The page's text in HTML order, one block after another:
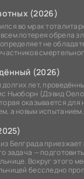
(2026)
во мрак
лотерея обрела
не
(2026)
лет,
Ньюборн (Дэвид
оказывается для
а новым
Белграда
задача —
Вокруг этого
бесследно